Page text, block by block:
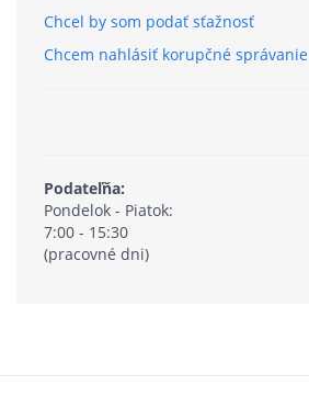
Chcel by som podať sťažnosť
Chcem nahlásiť korupčné správanie
Podateľňa:
Pondelok - Piatok:
7:00 - 15:30
(pracovné dni)